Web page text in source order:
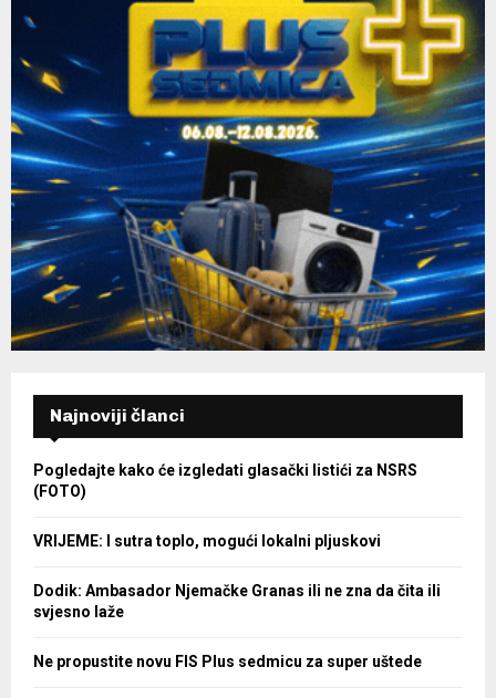
Najnoviji članci
Pogledajte kako će izgledati glasački listići za NSRS
(FOTO)
VRIJEME: I sutra toplo, mogući lokalni pljuskovi
Dodik: Ambasador Njemačke Granas ili ne zna da čita ili
svjesno laže
Ne propustite novu FIS Plus sedmicu za super uštede